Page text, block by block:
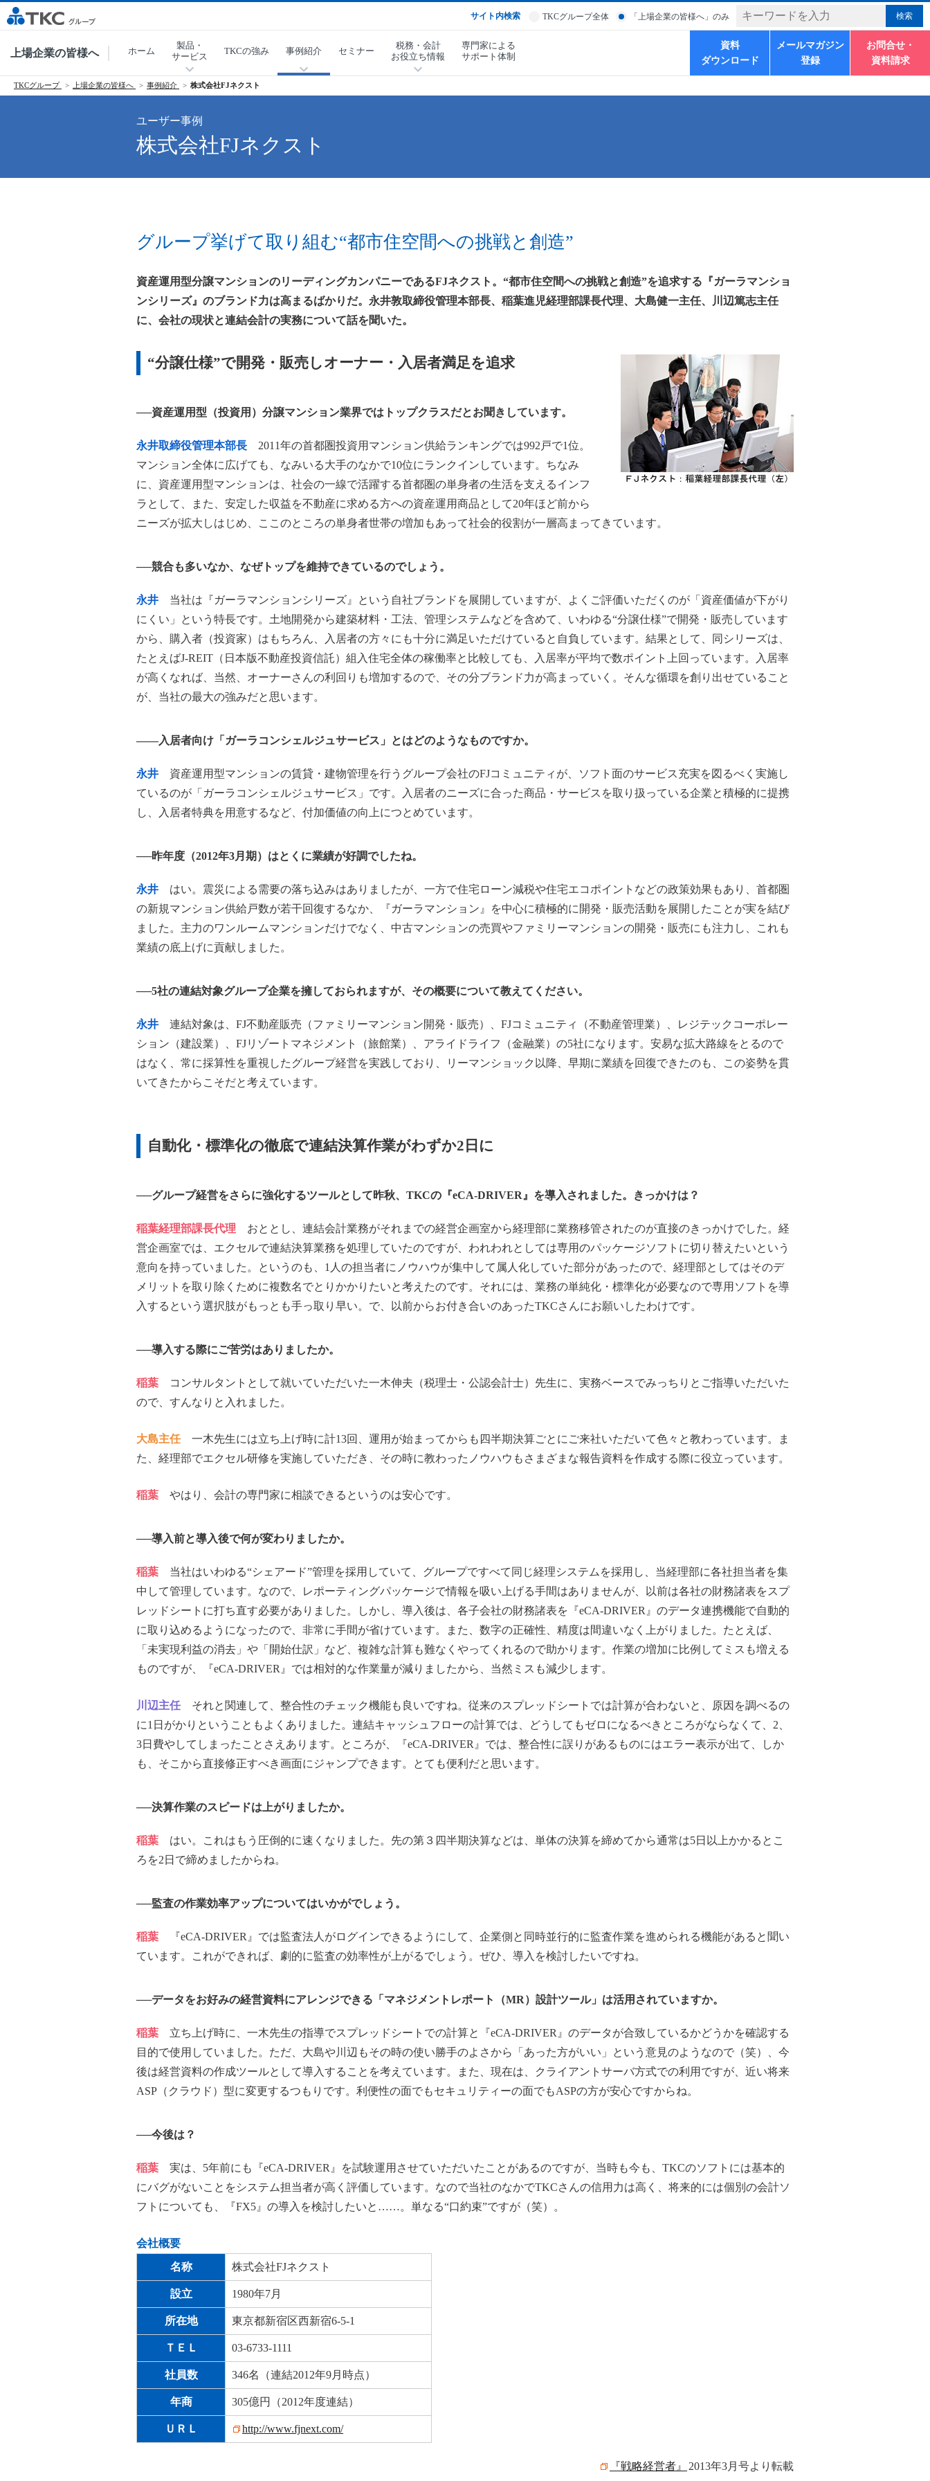
サイト内検索 TKCグループ全体 「上場企業の皆様へ」のみ
上場企業の皆様へ ホーム
製品・
サービス
TKCの強み 事例紹介 セミナー
税務・会計
お役立ち情報
専門家による
サポート体制
資料
ダウンロード
メールマガジン
登録
お問合せ・
資料請求
TKCグループ 上場企業の皆様へ 事例紹介 株式会社FJネクスト
ユーザー事例
株式会社FJネクスト
グループ挙げて取り組む“都市住空間への挑戦と創造”
資産運用型分譲マンションのリーディングカンパニーであるFJネクスト。“都市住空間への挑戦と創造”を追求する『ガーラマンショ
ンシリーズ』のブランド力は高まるばかりだ。永井敦取締役管理本部長、稲葉進児経理部課長代理、大島健一主任、川辺篤志主任
に、会社の現状と連結会計の実務について話を聞いた。
“分譲仕様”で開発・販売しオーナー・入居者満足を追求
──資産運用型（投資用）分譲マンション業界ではトップクラスだとお聞きしています。
永井取締役管理本部長 2011年の首都圏投資用マンション供給ランキングでは992戸で1位。
マンション全体に広げても、なみいる大手のなかで10位にランクインしています。ちなみ
に、資産運用型マンションは、社会の一線で活躍する首都圏の単身者の生活を支えるインフ
ラとして、また、安定した収益を不動産に求める方への資産運用商品として20年ほど前から
ニーズが拡大しはじめ、ここのところの単身者世帯の増加もあって社会的役割が一層高まってきています。
──競合も多いなか、なぜトップを維持できているのでしょう。
永井 当社は『ガーラマンションシリーズ』という自社ブランドを展開していますが、よくご評価いただくのが「資産価値が下がり
にくい」という特長です。土地開発から建築材料・工法、管理システムなどを含めて、いわゆる“分譲仕様”で開発・販売しています
から、購入者（投資家）はもちろん、入居者の方々にも十分に満足いただけていると自負しています。結果として、同シリーズは、
たとえばJ-REIT（日本版不動産投資信託）組入住宅全体の稼働率と比較しても、入居率が平均で数ポイント上回っています。入居率
が高くなれば、当然、オーナーさんの利回りも増加するので、その分ブランド力が高まっていく。そんな循環を創り出せていること
が、当社の最大の強みだと思います。
――入居者向け「ガーラコンシェルジュサービス」とはどのようなものですか。
永井 資産運用型マンションの賃貸・建物管理を行うグループ会社のFJコミュニティが、ソフト面のサービス充実を図るべく実施し
ているのが「ガーラコンシェルジュサービス」です。入居者のニーズに合った商品・サービスを取り扱っている企業と積極的に提携
し、入居者特典を用意するなど、付加価値の向上につとめています。
──昨年度（2012年3月期）はとくに業績が好調でしたね。
永井 はい。震災による需要の落ち込みはありましたが、一方で住宅ローン減税や住宅エコポイントなどの政策効果もあり、首都圏
の新規マンション供給戸数が若干回復するなか、『ガーラマンション』を中心に積極的に開発・販売活動を展開したことが実を結び
ました。主力のワンルームマンションだけでなく、中古マンションの売買やファミリーマンションの開発・販売にも注力し、これも
業績の底上げに貢献しました。
──5社の連結対象グループ企業を擁しておられますが、その概要について教えてください。
永井 連結対象は、FJ不動産販売（ファミリーマンション開発・販売）、FJコミュニティ（不動産管理業）、レジテックコーポレー
ション（建設業）、FJリゾートマネジメント（旅館業）、アライドライフ（金融業）の5社になります。安易な拡大路線をとるので
はなく、常に採算性を重視したグループ経営を実践しており、リーマンショック以降、早期に業績を回復できたのも、この姿勢を貫
いてきたからこそだと考えています。
自動化・標準化の徹底で連結決算作業がわずか2日に
──グループ経営をさらに強化するツールとして昨秋、TKCの『eCA-DRIVER』を導入されました。きっかけは？
稲葉経理部課長代理 おととし、連結会計業務がそれまでの経営企画室から経理部に業務移管されたのが直接のきっかけでした。経
営企画室では、エクセルで連結決算業務を処理していたのですが、われわれとしては専用のパッケージソフトに切り替えたいという
意向を持っていました。というのも、1人の担当者にノウハウが集中して属人化していた部分があったので、経理部としてはそのデ
メリットを取り除くために複数名でとりかかりたいと考えたのです。それには、業務の単純化・標準化が必要なので専用ソフトを導
入するという選択肢がもっとも手っ取り早い。で、以前からお付き合いのあったTKCさんにお願いしたわけです。
──導入する際にご苦労はありましたか。
稲葉 コンサルタントとして就いていただいた一木伸夫（税理士・公認会計士）先生に、実務ベースでみっちりとご指導いただいた
ので、すんなりと入れました。
大島主任一木先生には立ち上げ時に計13回、運用が始まってからも四半期決算ごとにご来社いただいて色々と教わっています。ま
た、経理部でエクセル研修を実施していただき、その時に教わったノウハウもさまざまな報告資料を作成する際に役立っています。
稲葉 やはり、会計の専門家に相談できるというのは安心です。
──導入前と導入後で何が変わりましたか。
稲葉 当社はいわゆる“シェアード”管理を採用していて、グループですべて同じ経理システムを採用し、当経理部に各社担当者を集
中して管理しています。なので、レポーティングパッケージで情報を吸い上げる手間はありませんが、以前は各社の財務諸表をスプ
レッドシートに打ち直す必要がありました。しかし、導入後は、各子会社の財務諸表を『eCA-DRIVER』のデータ連携機能で自動的
に取り込めるようになったので、非常に手間が省けています。また、数字の正確性、精度は間違いなく上がりました。たとえば、
「未実現利益の消去」や「開始仕訳」など、複雑な計算も難なくやってくれるので助かります。作業の増加に比例してミスも増える
ものですが、『eCA-DRIVER』では相対的な作業量が減りましたから、当然ミスも減少します。
川辺主任 それと関連して、整合性のチェック機能も良いですね。従来のスプレッドシートでは計算が合わないと、原因を調べるの
に1日がかりということもよくありました。連結キャッシュフローの計算では、どうしてもゼロになるべきところがならなくて、2、
3日費やしてしまったことさえあります。ところが、『eCA-DRIVER』では、整合性に誤りがあるものにはエラー表示が出て、しか
も、そこから直接修正すべき画面にジャンプできます。とても便利だと思います。
──決算作業のスピードは上がりましたか。
稲葉 はい。これはもう圧倒的に速くなりました。先の第３四半期決算などは、単体の決算を締めてから通常は5日以上かかるとこ
ろを2日で締めましたからね。
──監査の作業効率アップについてはいかがでしょう。
稲葉 『eCA-DRIVER』では監査法人がログインできるようにして、企業側と同時並行的に監査作業を進められる機能があると聞い
ています。これができれば、劇的に監査の効率性が上がるでしょう。ぜひ、導入を検討したいですね。
──データをお好みの経営資料にアレンジできる「マネジメントレポート（MR）設計ツール」は活用されていますか。
稲葉 立ち上げ時に、一木先生の指導でスプレッドシートでの計算と『eCA-DRIVER』のデータが合致しているかどうかを確認する
目的で使用していました。ただ、大島や川辺もその時の使い勝手のよさから「あった方がいい」という意見のようなので（笑）、今
後は経営資料の作成ツールとして導入することを考えています。また、現在は、クライアントサーバ方式での利用ですが、近い将来
ASP（クラウド）型に変更するつもりです。利便性の面でもセキュリティーの面でもASPの方が安心ですからね。
──今後は？
稲葉 実は、5年前にも『eCA-DRIVER』を試験運用させていただいたことがあるのですが、当時も今も、TKCのソフトには基本的
にバグがないことをシステム担当者が高く評価しています。なので当社のなかでTKCさんの信用力は高く、将来的には個別の会計ソ
フトについても、『FX5』の導入を検討したいと……。単なる“口約束”ですが（笑）。
会社概要
名称
株式会社FJネクスト
設立 1980年7月
所在地 東京都新宿区西新宿6-5-1
ＴＥＬ 03-6733-1111
社員数 346名（連結2012年9月時点）
年商 305億円（2012年度連結）
ＵＲＬ http://www.fjnext.com/
『戦略経営者』 2013年3月号より転載